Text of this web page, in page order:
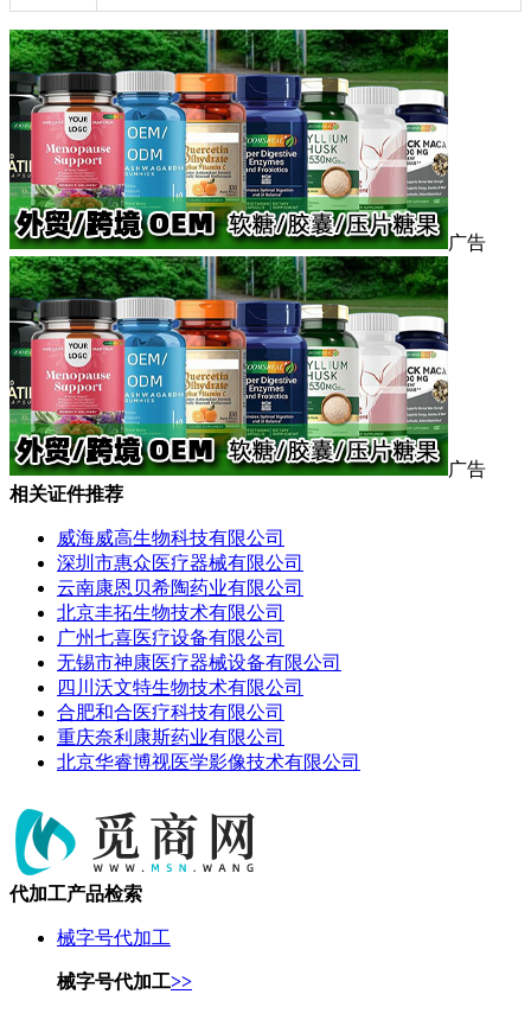
广告
广告
相关证件推荐
威海威高生物科技有限公司
深圳市惠众医疗器械有限公司
云南康恩贝希陶药业有限公司
北京丰拓生物技术有限公司
广州七喜医疗设备有限公司
无锡市神康医疗器械设备有限公司
四川沃文特生物技术有限公司
合肥和合医疗科技有限公司
重庆奈利康斯药业有限公司
北京华睿博视医学影像技术有限公司
代加工产品检索
械字号代加工
械字号代加工>>